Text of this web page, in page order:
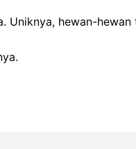
hewan-